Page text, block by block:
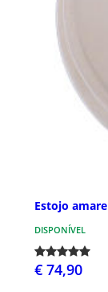
Estojo
DISPONÍVEL
€ 74,90